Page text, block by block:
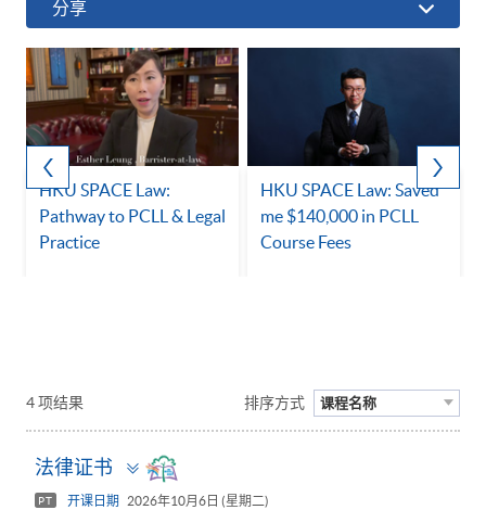
分享
HKU SPACE Law:
Pathway to PCLL & Legal
Practice
HKU SPACE Law: Saved
me $140,000 in PCLL
Course Fees
4 项结果 排序方式 课程名称
法律证书
Toggle
panel
PT 开课日期
2026年10月6日 (星期二)